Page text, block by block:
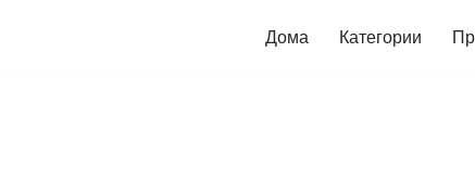
Дома Категории